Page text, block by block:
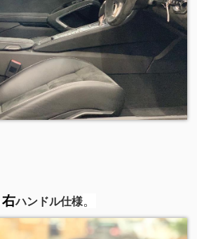
右ハンドル仕様。